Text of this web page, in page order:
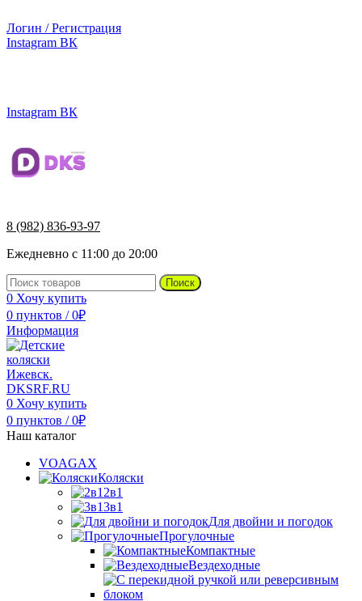
Логин / Регистрация
Instagram ВК
Instagram ВК
8 (982) 836-93-97
Ежедневно с 11:00 до 20:00
Поиск
0 Хочу купить
0 пунктов / 0₽
Информация
0 Хочу купить
0 пунктов / 0₽
Наш каталог
VOAGAX
Коляски
2в1
3в1
Для двойни и погодок
Прогулочные
Компактные
Вездеходные